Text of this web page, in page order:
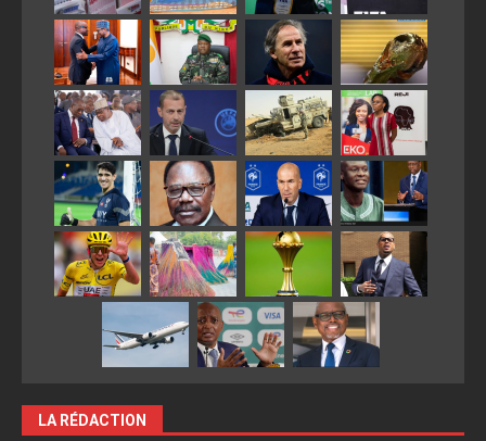
LA RÉDACTION